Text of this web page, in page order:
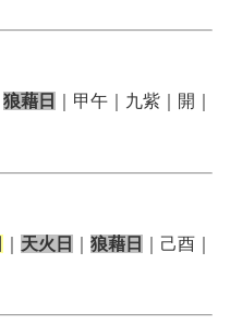
狼藉日
｜甲午｜九紫｜開｜
天火日 狼藉日
｜己酉｜